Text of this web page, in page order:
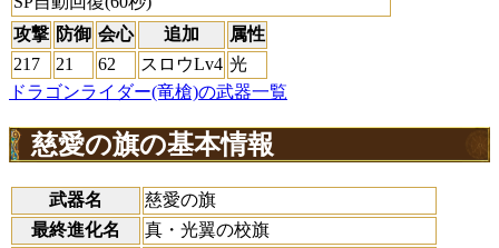
攻撃 防御 会心 追加
属性
217
21 62 スロウLv4 光
ドラゴンライダー(竜槍)の武器一覧
慈愛の旗の基本情報
武器名
慈愛の旗
最終進化名
真・光翼の校旗